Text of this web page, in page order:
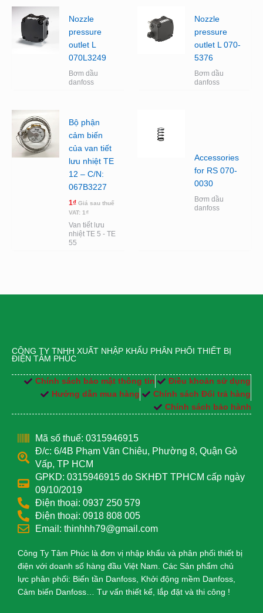
Nozzle
pressure
outlet L
070L3249
Bơm dầu
danfoss
Nozzle
pressure
outlet L 070-
5376
Bơm dầu
danfoss
Bộ phận
cảm biến
của van tiết
lưu nhiệt TE
12 – C/N:
067B3227
1₫ Giá sau thuế
VAT: 1₫
Van tiết lưu
nhiệt TE 5 - TE
55
Accessories
for RS 070-
0030
Bơm dầu
danfoss
CÔNG TY TNHH XUẤT NHẬP KHẨU PHÂN PHỐI THIẾT BỊ
ĐIỆN TÂM PHÚC
Chính sách bảo mật thông tin
Điều khoản sử dụng
Hướng dẫn mua hàng
Chính sách Đổi trả hàng
Chính sách bảo hành
Mã số thuế: 0315946915
Đ/c: 6/4B Phạm Văn Chiêu, Phường 8, Quận Gò
Vấp, TP HCM
GPKD: 0315946915 do SKHĐT TPHCM cấp ngày
09/10/2019
Điện thoại: 0937 250 579
Điện thoại: 0918 808 005
Email: thinhhh79@gmail.com
Công Ty Tâm Phúc là đơn vị nhập khẩu và phân phối thiết bị
điện với doanh số hàng đầu Việt Nam. Các Sản phẩm chủ
lực phân phối: Biến tần Danfoss, Khởi động mềm Danfoss,
Cảm biến Danfoss… Tư vấn thiết kế, lắp đặt và thi công !